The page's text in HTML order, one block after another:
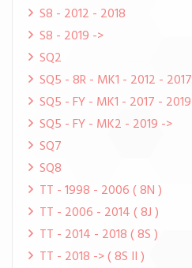
S8 - 2012 - 2018
S8 - 2019 ->
SQ2
SQ5 - 8R - MK1 - 2012 - 2017
SQ5 - FY - MK1 - 2017 - 2019
SQ5 - FY - MK2 - 2019 ->
SQ7
SQ8
TT - 1998 - 2006 ( 8N )
TT - 2006 - 2014 ( 8J )
TT - 2014 - 2018 ( 8S )
TT - 2018 -> ( 8S II )